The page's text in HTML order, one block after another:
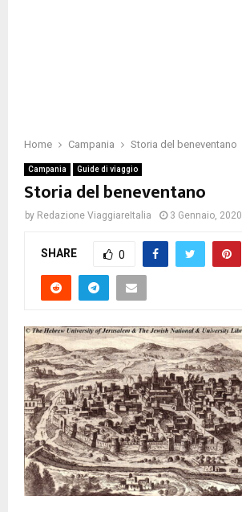
Home Campania Storia del beneventano
Campania Guide di viaggio
Storia del beneventano
by Redazione ViaggiareItalia 3 Gennaio, 2020
SHARE 0